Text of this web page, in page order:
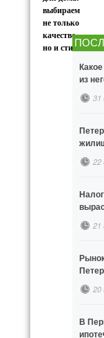
выбираем
не только
качество,
но и стиль
из
31
22
21
20
В